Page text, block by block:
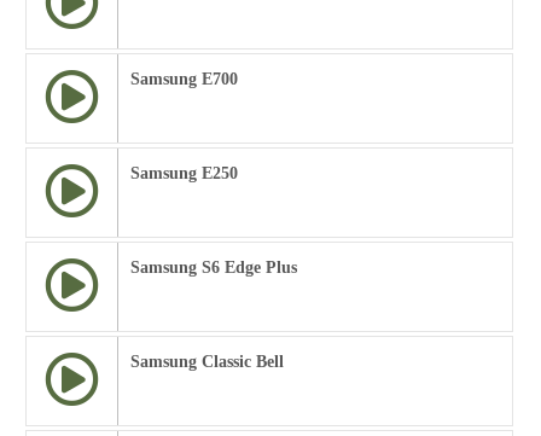
Samsung E700
Samsung E250
Samsung S6 Edge Plus
Samsung Classic Bell